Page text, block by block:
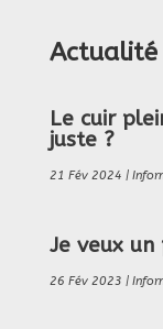
Actualité
Le cuir
juste ?
21 Fév 2024 |
Je veux
26 Fév 2023 |